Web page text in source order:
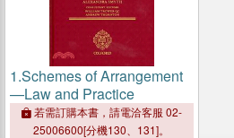
1.Schemes of Arrangement
—Law and Practice
若需訂購本書，請電洽客服 02-
25006600[分機130、131]。